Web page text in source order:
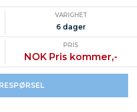
VARIGHET
6 dager
PRIS
NOK Pris kommer,-